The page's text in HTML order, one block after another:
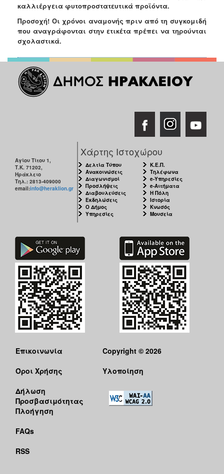
καλλιέργεια φυτοπροστατευτικά προϊόντα.
Προσοχή! Οι χρόνοι αναμονής πριν από τη συγκομιδή
που αναγράφονται στην ετικέτα πρέπει να τηρούνται
σχολαστικά.
Αγίου Τίτου 1,
Τ.Κ. 71202,
Ηράκλειο
Τηλ.: 2813-409000
email:info@heraklion.gr
Χάρτης Ιστοχώρου
Δελτία Τύπου
Ανακοινώσεις
Διαγωνισμοί
Προσλήψεις
Διαβουλεύσεις
Εκδηλώσεις
Ο Δήμος
Υπηρεσίες
Κ.Ε.Π.
Τηλέφωνα
e-Υπηρεσίες
e-Αιτήματα
Η Πόλη
Ιστορία
Κνωσός
Μουσεία
Επικοινωνία
Όροι Χρήσης
Δήλωση
Προσβασιμότητας
Πλοήγηση
FAQs
RSS
Copyright © 2026
Υλοποίηση